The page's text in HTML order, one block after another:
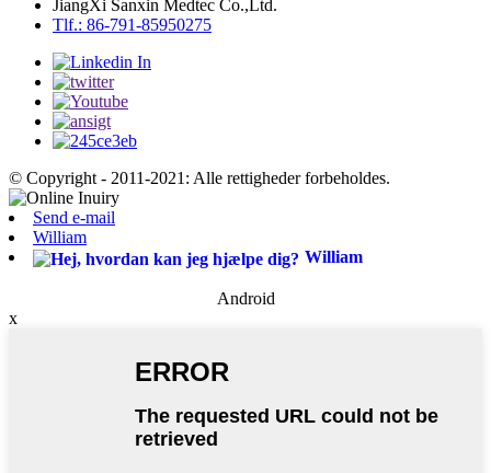
JiangXi Sanxin Medtec Co.,Ltd.
Tlf.: 86-791-85950275
© Copyright - 2011-2021: Alle rettigheder forbeholdes.
Send e-mail
William
William
Android
x